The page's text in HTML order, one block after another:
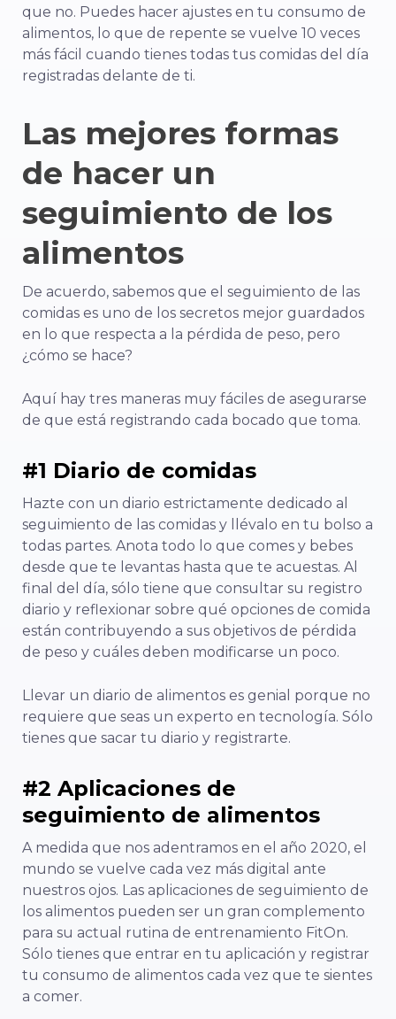
que no. Puedes hacer ajustes en tu consumo de
alimentos, lo que de repente se vuelve 10 veces
más fácil cuando tienes todas tus comidas del día
registradas delante de ti.
Las mejores formas
de hacer un
seguimiento de los
alimentos
De acuerdo, sabemos que el seguimiento de las
comidas es uno de los secretos mejor guardados
en lo que respecta a la pérdida de peso, pero
¿cómo se hace?
Aquí hay tres maneras muy fáciles de asegurarse
de que está registrando cada bocado que toma.
#1 Diario de comidas
Hazte con un diario estrictamente dedicado al
seguimiento de las comidas y llévalo en tu bolso a
todas partes. Anota todo lo que comes y bebes
desde que te levantas hasta que te acuestas. Al
final del día, sólo tiene que consultar su registro
diario y reflexionar sobre qué opciones de comida
están contribuyendo a sus objetivos de pérdida
de peso y cuáles deben modificarse un poco.
Llevar un diario de alimentos es genial porque no
requiere que seas un experto en tecnología. Sólo
tienes que sacar tu diario y registrarte.
#2 Aplicaciones de
seguimiento de alimentos
A medida que nos adentramos en el año 2020, el
mundo se vuelve cada vez más digital ante
nuestros ojos. Las aplicaciones de seguimiento de
los alimentos pueden ser un gran complemento
para su actual rutina de entrenamiento FitOn.
Sólo tienes que entrar en tu aplicación y registrar
tu consumo de alimentos cada vez que te sientes
a comer.